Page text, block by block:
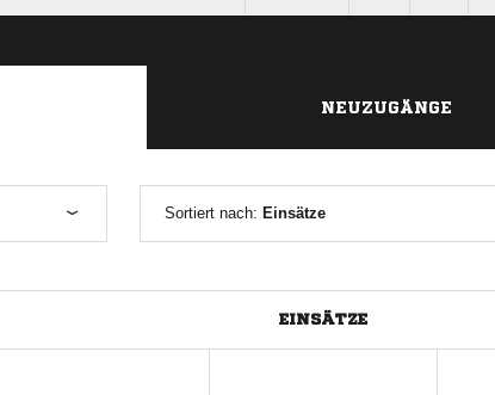
NEUZUGÄNGE
Sortiert nach: Einsätze
EINSÄTZE